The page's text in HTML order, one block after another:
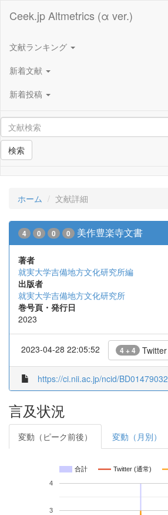
Ceek.jp Altmetrics (α ver.)
文献ランキング
新着文献
新着投稿
検索
ホーム 文献詳細
4 0 0 0 美作豊楽寺文書
著者
就実大学吉備地方文化研究所編
出版者
就実大学吉備地方文化研究所
巻号頁・発行日
2023
2023-04-28 22:05:52 4 + 4 Twitter
https://ci.nii.ac.jp/ncid/BD01479032
言及状況
変動（ピーク前後） 変動（月別）
合計 Twitter (通常)
3
4